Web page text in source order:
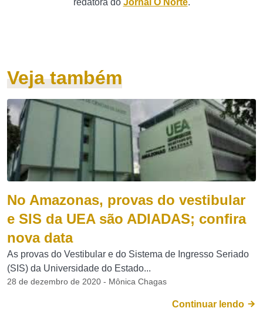
redatora do Jornal O Norte.
Veja também
No Amazonas, provas do vestibular
e SIS da UEA são ADIADAS; confira
nova data
As provas do Vestibular e do Sistema de Ingresso Seriado
(SIS) da Universidade do Estado...
28 de dezembro de 2020 - Mônica Chagas
Continuar lendo